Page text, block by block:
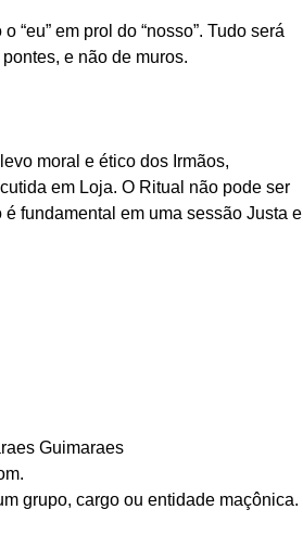
em prol do “nosso”. Tudo será
e não de muros.
moral e ético dos Irmãos,
em Loja. O Ritual não pode ser
fundamental em uma sessão Justa e
Guimaraes
grupo, cargo ou entidade maçônica.